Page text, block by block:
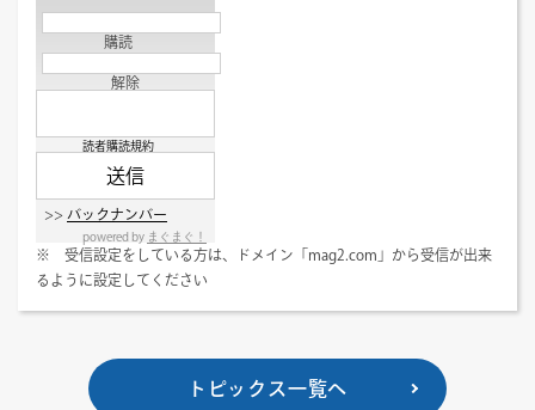
購読
解除
読者購読規約
>> バックナンバー
powered by まぐまぐ！
※ 受信設定をしている方は、ドメイン「mag2.com」から受信が出来
るように設定してください
トピックス一覧へ